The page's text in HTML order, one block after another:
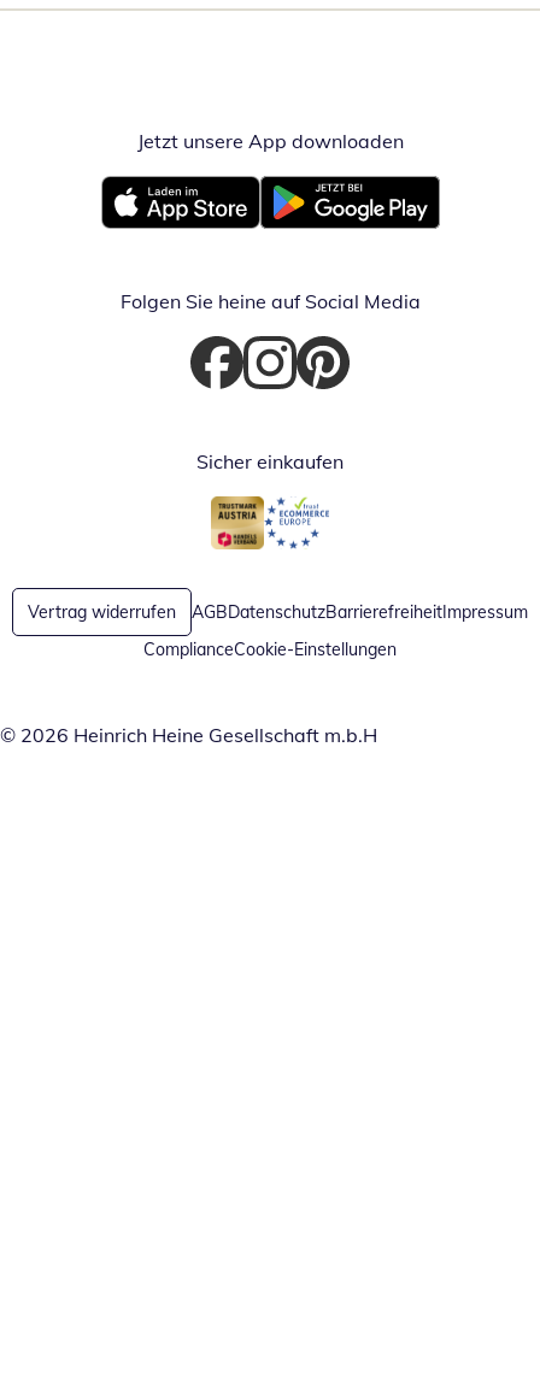
Jetzt unsere App downloadenÖffnet in
Öffnet in neuem FensterÖffnet in neuem Fenster
Folgen Sie heine auf Social Media
Öffnet in neuem Fenster
Öffnet in neuem Fenster
Öffnet in neuem Fenster
Sicher einkaufen
Öffnet in neuem Fenster
Öffnet in neuem Fenster
Vertrag widerrufen AGBDatenschutzBarrierefreiheitImpressum
ComplianceCookie-Einstellungen
© 2026 Heinrich Heine Gesellschaft m.b.H